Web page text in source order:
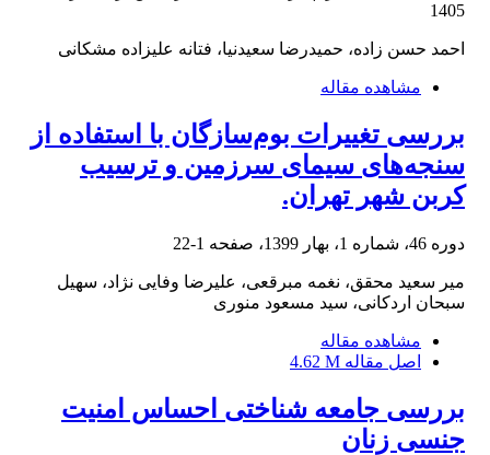
1405
احمد حسن زاده، حمیدرضا سعیدنیا، فتانه علیزاده مشکانی
مشاهده مقاله
بررسی تغییرات بوم‌سازگان با استفاده از
سنجه‌های سیمای سرزمین و ترسیب
کربن شهر تهران.
دوره 46، شماره 1، بهار 1399، صفحه 1-22
میر سعید محقق، نغمه مبرقعی، علیرضا وفایی نژاد، سهیل
سبحان اردکانی، سید مسعود منوری
مشاهده مقاله
اصل مقاله 4.62 M
بررسی جامعه شناختی احساس امنیت
جنسی زنان